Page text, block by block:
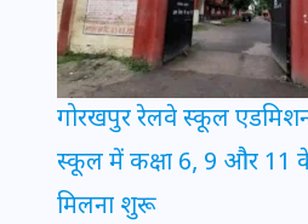
गोरखपुर रेलवे स्कूल
स्कूल में कक्षा 6, 9 और 11
मिलना शुरू